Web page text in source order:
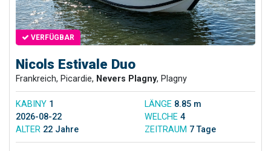
VERFÜGBAR
Nicols Estivale Duo
Frankreich, Picardie, Nevers Plagny, Plagny
KABINY 1 LÄNGE 8.85 m
2026-08-22
WELCHE 4
ALTER 22 Jahre ZEITRAUM 7 Tage